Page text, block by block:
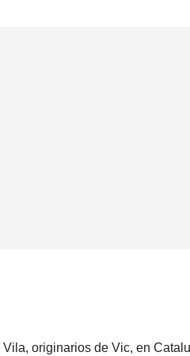
originarios de Vic, en